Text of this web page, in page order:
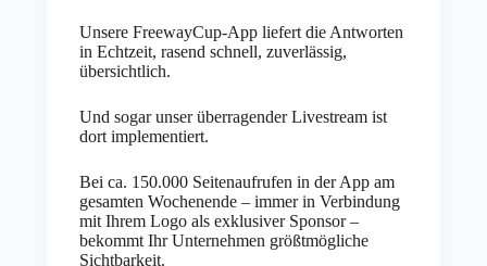
Unsere FreewayCup-App liefert die Antworten
in Echtzeit, rasend schnell, zuverlässig,
übersichtlich.
Und sogar unser überragender Livestream ist
dort implementiert.
Bei ca. 150.000 Seitenaufrufen in der App am
gesamten Wochenende – immer in Verbindung
mit Ihrem Logo als exklusiver Sponsor –
bekommt Ihr Unternehmen größtmögliche
Sichtbarkeit.